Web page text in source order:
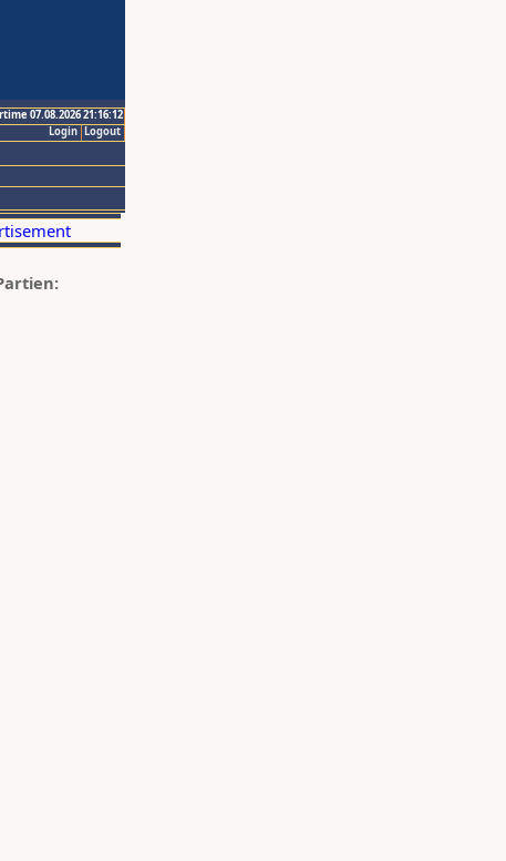
07.08.2026 21:16:12
Logout
Login